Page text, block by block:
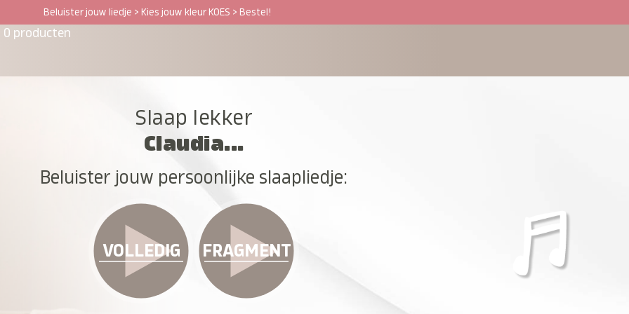
Beluister jouw liedje > Kies jouw kleur KOES > Bestel!
0 producten
Slaap lekker
Claudia...
Beluister jouw persoonlijke slaapliedje:
VOLLEDIG FRAGMENT